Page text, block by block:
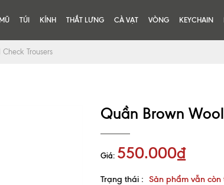
MŨ TÚI KÍNH THẮT LƯNG CÀ VẠT VÒNG KEYCHAIN
Trousers
Quần Brown
Giá: 550.000₫
Trạng thái : Sản phẩm vẫn